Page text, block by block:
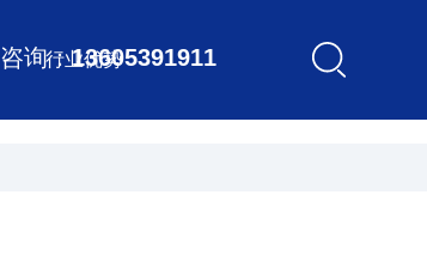
行业优势
咨询：13605391911